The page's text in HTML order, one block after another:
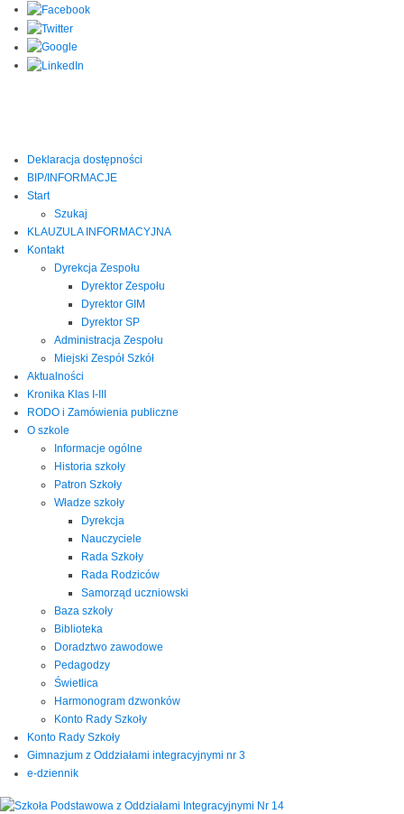
Deklaracja dostępności
BIP/INFORMACJE
Start
Szukaj
KLAUZULA INFORMACYJNA
Kontakt
Dyrekcja Zespołu
Dyrektor Zespołu
Dyrektor GIM
Dyrektor SP
Administracja Zespołu
Miejski Zespół Szkół
Aktualności
Kronika Klas I-III
RODO i Zamówienia publiczne
O szkole
Informacje ogólne
Historia szkoły
Patron Szkoły
Władze szkoły
Dyrekcja
Nauczyciele
Rada Szkoły
Rada Rodziców
Samorząd uczniowski
Baza szkoły
Biblioteka
Doradztwo zawodowe
Pedagodzy
Świetlica
Harmonogram dzwonków
Konto Rady Szkoły
Konto Rady Szkoły
Gimnazjum z Oddziałami integracyjnymi nr 3
e-dziennik